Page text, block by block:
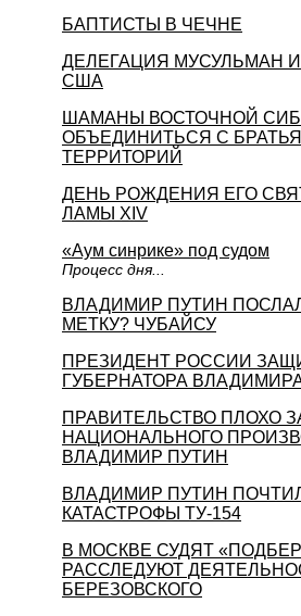
БАПТИСТЫ В ЧЕЧНЕ
ДЕЛЕГАЦИЯ МУСУЛЬМАН
США
ШАМАНЫ ВОСТОЧНОЙ
ОБЪЕДИНИТЬСЯ С
ТЕРРИТОРИЙ
ДЕНЬ РОЖДЕНИЯ ЕГО
ЛАМЫ XIV
«Аум синрике» под cудом
Процесс дня...
ВЛАДИМИР ПУТИН
МЕТКУ? ЧУБАЙСУ
ПРЕЗИДЕНТ РОССИИ
ГУБЕРНАТОРА
ПРАВИТЕЛЬСТВО ПЛОХО
НАЦИОНАЛЬНОГО
ВЛАДИМИР ПУТИН
ВЛАДИМИР ПУТИН
КАТАСТРОФЫ ТУ-154
В МОСКВЕ СУДЯТ
РАССЛЕДУЮТ
БЕРЕЗОВСКОГО